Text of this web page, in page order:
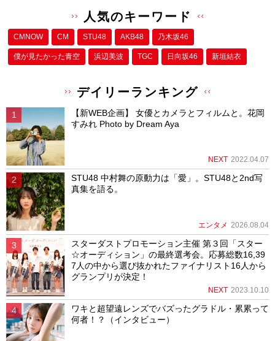
人気のキーワード
CMNOW CM STU48 AKB48 乃木坂46
僕が⾒たかった⻘空 浜辺美波 TGC 日向坂46 新垣結衣
デイリーランキング
【新WEB企画】 女優とカメラとフィルムと。花岡
すみれ Photo by Dream Aya
NEXT 2022.04.07
STU48 中村舞の原動力は「愛」。STU48と2nd写
真集を語る。
エンタメ 2026.08.04
スターダストプロモーション主催 第３回「スター
☆オーディション」の最終選考会。応募総数16,39
7人の中から選び抜かれたファイナリスト16人から
グランプリが決定！
NEXT 2023.10.10
ワキと超望遠レンズでバズったグラドル・累累って
何者！？（インタビュー）